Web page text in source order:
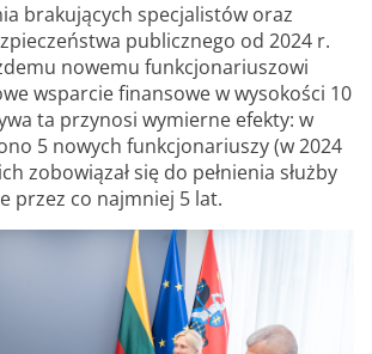
brakujących specjalistów oraz
publicznego od 2024 r.
nowemu funkcjonariuszowi
wsparcie finansowe w wysokości 10
ta przynosi wymierne efekty: w
5 nowych funkcjonariuszy (w 2024
zobowiązał się do pełnienia służby
przez co najmniej 5 lat.